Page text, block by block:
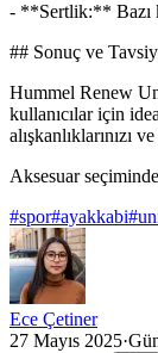
- **Sertlik:** Bazı
## Sonuç ve
Hummel Renew
kullanıcılar için
alışkanlıklarınızı
Aksesuar
#spor#ayakkabi#
Ece Çetiner
27 Mayıs 2025·